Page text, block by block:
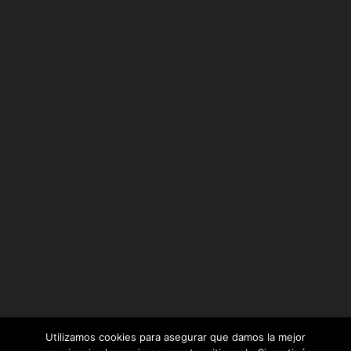
Utilizamos cookies para asegurar que damos la mejor